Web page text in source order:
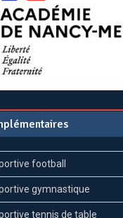
football
gymnastique
tennis de table